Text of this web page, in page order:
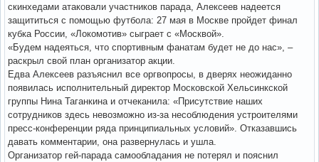
скинхедами атаковали участников парада, Алексеев надеется
защититься с помощью футбола: 27 мая в Москве пройдет финал
кубка России, «Локомотив» сыграет с «Москвой».
«Будем надеяться, что спортивным фанатам будет не до нас», –
раскрыл свой план организатор акции.
Едва Алексеев разъяснил все оргвопросы, в дверях неожиданно
появилась исполнительный директор Московской Хельсинкской
группы Нина Таганкина и отчеканила: «Присутствие наших
сотрудников здесь невозможно из-за несоблюдения устроителями
пресс-конференции ряда принципиальных условий». Отказавшись
давать комментарии, она развернулась и ушла.
Организатор гей-парада самообладания не потерял и пояснил